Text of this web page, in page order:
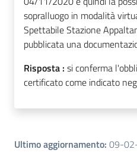
sopralluogo in modalità
Spettabile Stazione
pubblicata una
Risposta : si conferma
certificato come indicato
Ultimo aggiornamento: 09-